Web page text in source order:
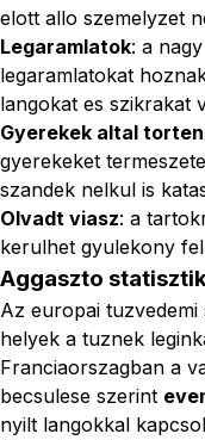
elott allo szemelyzet
Legaramlatok: a
legaramlatokat
langokat es szikrakat
Gyerekek altal
gyerekeket
szandek nelkul is
Olvadt viasz: a
kerulhet gyulekony
Aggaszto
Az europai
helyek a tuznek
Franciaorszagban a
becsulese szerint
nyilt langokkal